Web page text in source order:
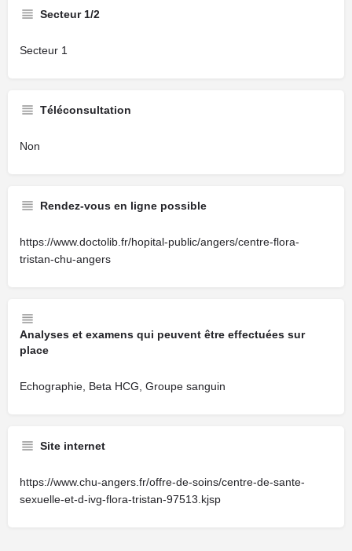
Secteur 1/2
Secteur 1
Téléconsultation
Non
Rendez-vous en ligne possible
https://www.doctolib.fr/hopital-public/angers/centre-flora-
tristan-chu-angers
Analyses et examens qui peuvent être effectuées sur
place
Echographie, Beta HCG, Groupe sanguin
Site internet
https://www.chu-angers.fr/offre-de-soins/centre-de-sante-
sexuelle-et-d-ivg-flora-tristan-97513.kjsp